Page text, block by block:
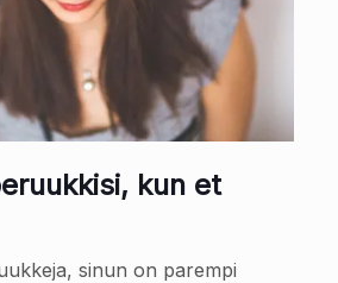
kun et
sinun on parempi